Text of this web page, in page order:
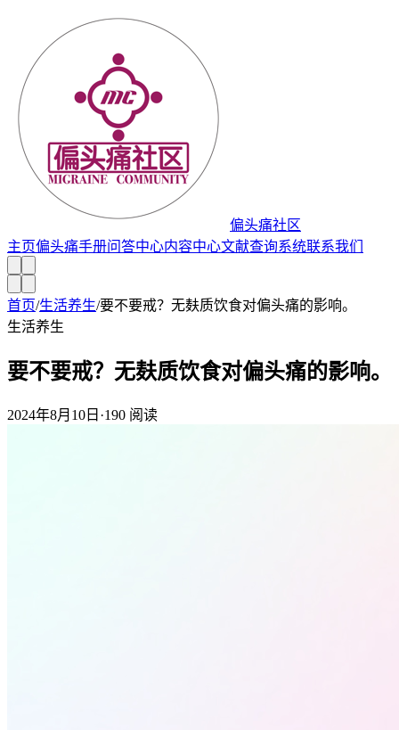
偏头痛社区
主页偏头痛手册问答中心内容中心文献查询系统联系我们
首页/生活养生/要不要戒？无麸质饮食对偏头痛的影响。
生活养生
要不要戒？无麸质饮食对偏头痛的影响。
2024年8月10日 ·190 阅读